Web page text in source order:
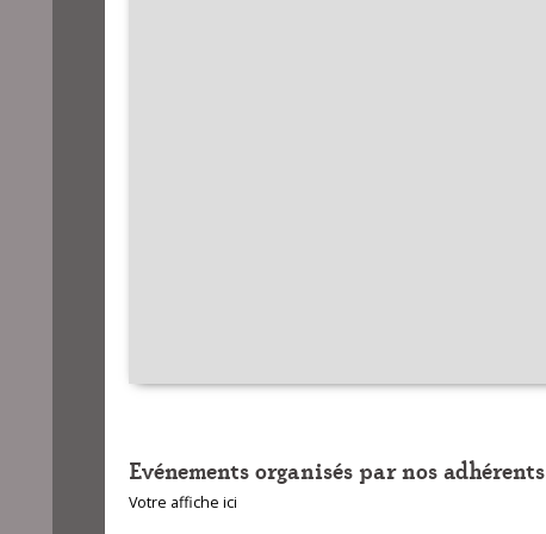
Evénements organisés par nos adhérents
Votre affiche ici